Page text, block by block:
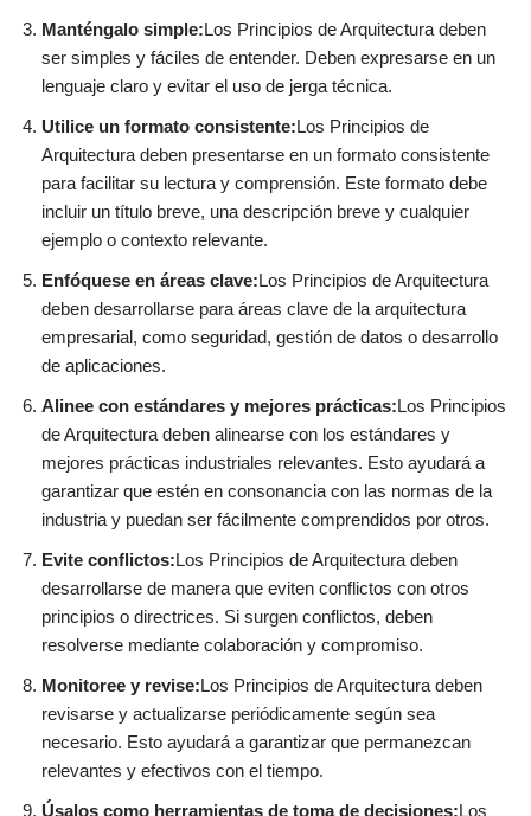
Manténgalo simple:Los Principios de Arquitectura deben
ser simples y fáciles de entender. Deben expresarse en un
lenguaje claro y evitar el uso de jerga técnica.
Utilice un formato consistente:Los Principios de
Arquitectura deben presentarse en un formato consistente
para facilitar su lectura y comprensión. Este formato debe
incluir un título breve, una descripción breve y cualquier
ejemplo o contexto relevante.
Enfóquese en áreas clave:Los Principios de Arquitectura
deben desarrollarse para áreas clave de la arquitectura
empresarial, como seguridad, gestión de datos o desarrollo
de aplicaciones.
Alinee con estándares y mejores prácticas:Los Principios
de Arquitectura deben alinearse con los estándares y
mejores prácticas industriales relevantes. Esto ayudará a
garantizar que estén en consonancia con las normas de la
industria y puedan ser fácilmente comprendidos por otros.
Evite conflictos:Los Principios de Arquitectura deben
desarrollarse de manera que eviten conflictos con otros
principios o directrices. Si surgen conflictos, deben
resolverse mediante colaboración y compromiso.
Monitoree y revise:Los Principios de Arquitectura deben
revisarse y actualizarse periódicamente según sea
necesario. Esto ayudará a garantizar que permanezcan
relevantes y efectivos con el tiempo.
Úsalos como herramientas de toma de decisiones:Los